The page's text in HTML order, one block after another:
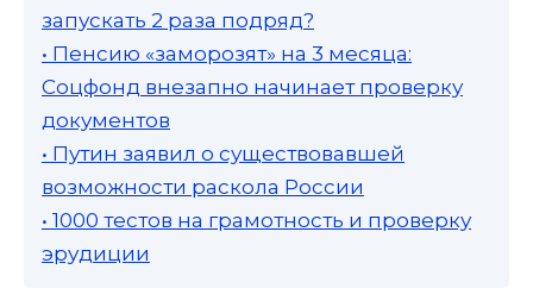
запускать 2 раза подряд?
• Пенсию «заморозят» на 3 месяца:
Соцфонд внезапно начинает проверку
документов
• Путин заявил о существовавшей
возможности раскола России
• 1000 тестов на грамотность и проверку
эрудиции